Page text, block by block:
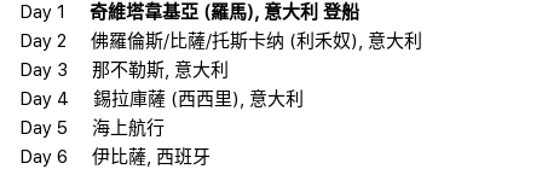
Day 1 奇維塔韋基亞 (羅馬), 意大利 登船
Day 2 佛羅倫斯/比薩/托斯卡纳 (利禾奴), 意大利
Day 3 那不勒斯, 意大利
Day 4 錫拉庫薩 (西西里), 意大利
Day 5 海上航行
Day 6 伊比薩, 西班牙